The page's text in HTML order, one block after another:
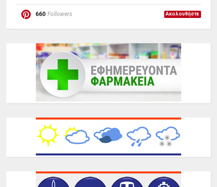
660 Followers Ακολουθήστε